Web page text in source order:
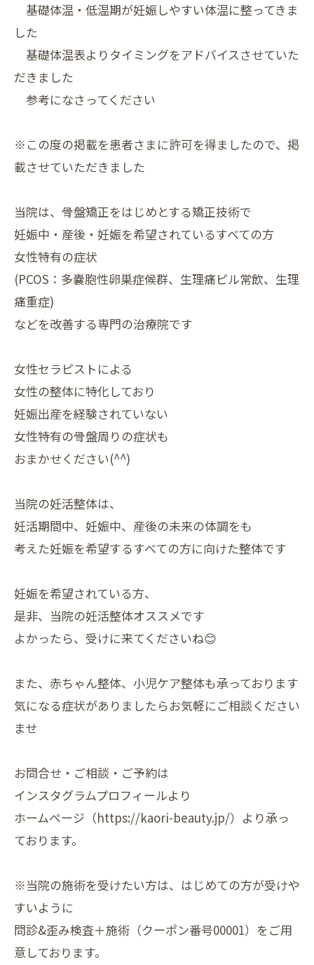
基礎体温・低温期が妊娠しやすい体温に整ってきま
した
基礎体温表よりタイミングをアドバイスさせていた
だきました
参考になさってください
※この度の掲載を患者さまに許可を得ましたので、掲
載させていただきました
当院は、骨盤矯正をはじめとする矯正技術で
妊娠中・産後・⁡妊娠を希望されているすべての方
女性特有の症状
(PCOS：多嚢胞性卵巣症候群、生理痛ピル常飲、生理
痛重症)
などを改善する専門の治療院です
女性セラピストによる
女性の整体に特化しており
妊娠出産を経験されていない
女性特有の骨盤周りの症状も
おまかせください(^^)
当院の妊活整体は、
妊活期間中、妊娠中、産後の未来の体調をも
考えた妊娠を希望するすべての方に向けた整体です
妊娠を希望されている方、
是非、当院の妊活整体オススメです
よかったら、受けに来てくださいね😊
また、赤ちゃん整体、小児ケア整体も承っております
気になる症状がありましたらお気軽にご相談ください
ませ
お問合せ・ご相談・ご予約は
インスタグラムプロフィールより
ホームページ（https://kaori-beauty.jp/）より承っ
ております。
※当院の施術を受けたい方は、はじめての方が受けや
すいように
問診&歪み検査＋施術（クーポン番号00001）をご用
意しております。